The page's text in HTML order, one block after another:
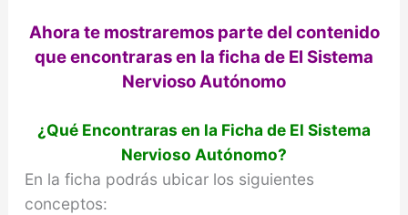
Ahora te mostraremos parte del contenido
que encontraras en la ficha de El Sistema
Nervioso Autónomo
¿Qué Encontraras en la Ficha de El Sistema
Nervioso Autónomo?
En la ficha podrás ubicar los siguientes
conceptos: